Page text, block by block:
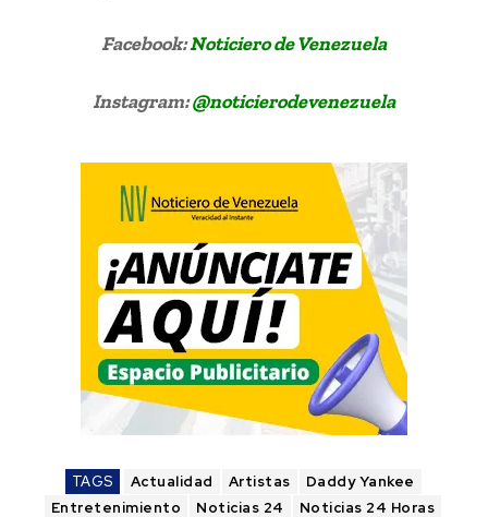
Facebook:Noticiero de Venezuela
Instagram:@noticierodevenezuela
TAGS Actualidad Artistas
Daddy Yankee
Entretenimiento
Noticias 24 Noticias 24 Horas